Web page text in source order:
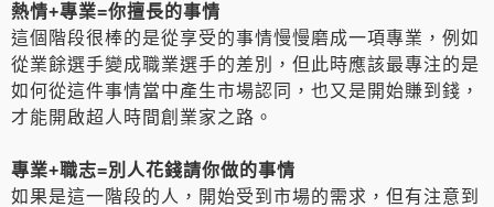
熱情+專業=你擅長的事情
這個階段很棒的是從享受的事情慢慢磨成一項專業，例如
從業餘選手變成職業選手的差別，但此時應該最專注的是
如何從這件事情當中產生市場認同，也又是開始賺到錢，
才能開啟超人時間創業家之路。
專業+職志=別人花錢請你做的事情
如果是這一階段的人，開始受到市場的需求，但有注意到